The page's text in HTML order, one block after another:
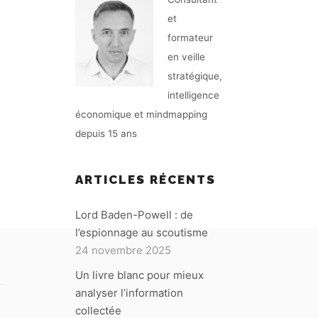
et
formateur
en veille
stratégique,
intelligence
économique et mindmapping
depuis 15 ans
ARTICLES RÉCENTS
Lord Baden-Powell : de
l’espionnage au scoutisme
24 novembre 2025
Un livre blanc pour mieux
analyser l’information
collectée